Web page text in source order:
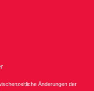
Änderungen der